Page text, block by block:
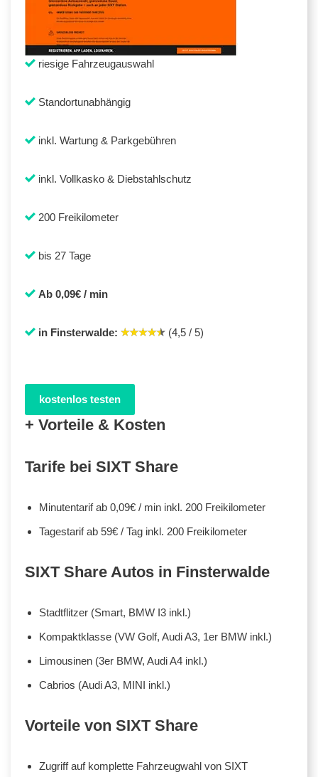
riesige Fahrzeugauswahl
Standortunabhängig
inkl. Wartung & Parkgebühren
inkl. Vollkasko & Diebstahlschutz
200 Freikilometer
bis 27 Tage
Ab 0,09€ / min
in Finsterwalde: (4,5 / 5)
kostenlos testen
+ Vorteile & Kosten
Tarife bei SIXT Share
Minutentarif ab 0,09€ / min inkl. 200 Freikilometer
Tagestarif ab 59€ / Tag inkl. 200 Freikilometer
SIXT Share Autos in Finsterwalde
Stadtflitzer (Smart, BMW I3 inkl.)
Kompaktklasse (VW Golf, Audi A3, 1er BMW inkl.)
Limousinen (3er BMW, Audi A4 inkl.)
Cabrios (Audi A3, MINI inkl.)
Vorteile von SIXT Share
Zugriff auf komplette Fahrzeugwahl von SIXT